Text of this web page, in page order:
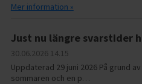
Mer information »
Just nu längre svarstider
30.06.2026 14.15
Uppdaterad 29 juni 2026 På grund
sommaren och en p…